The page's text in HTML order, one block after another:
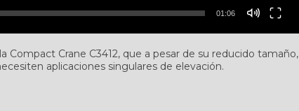
01:06
Crane C3412, que a pesar de su reducido tamaño,
aplicaciones singulares de elevación.